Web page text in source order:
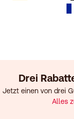
Drei
Jetzt einen von drei
Alles